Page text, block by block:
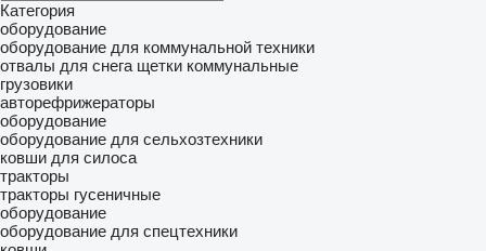
Категория
оборудование
оборудование для коммунальной техники
отвалы для снега щетки коммунальные
грузовики
авторефрижераторы
оборудование
оборудование для сельхозтехники
ковши для силоса
тракторы
тракторы гусеничные
оборудование
оборудование для спецтехники